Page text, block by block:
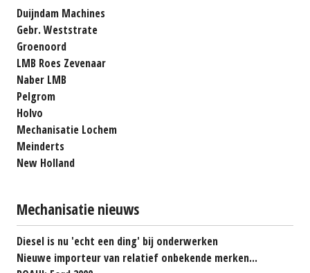
Duijndam Machines
Gebr. Weststrate
Groenoord
LMB Roes Zevenaar
Naber LMB
Pelgrom
Holvo
Mechanisatie Lochem
Meinderts
New Holland
Mechanisatie nieuws
Diesel is nu 'echt een ding' bij onderwerken
Nieuwe importeur van relatief onbekende merken...